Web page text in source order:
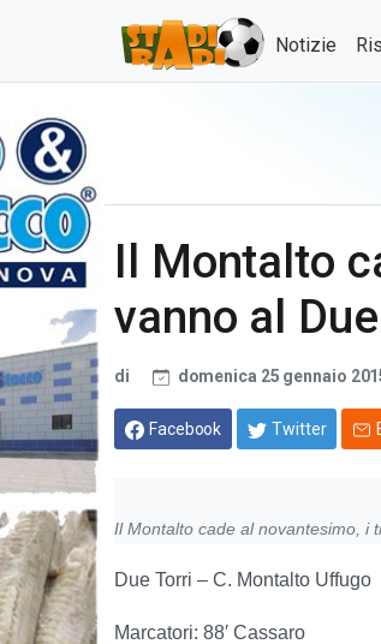
Notizie
Il Montalto
vanno al
di domenica 25 gennaio
Facebook Twitter
Il Montalto cade al novantesimo, i
Due Torri – C. Montalto
Marcatori: 88′ Cassaro